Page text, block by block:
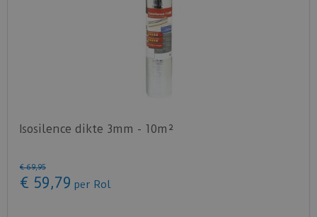
Isosilence dikte 3mm - 10m²
€ 69,95
€ 59,79 per Rol